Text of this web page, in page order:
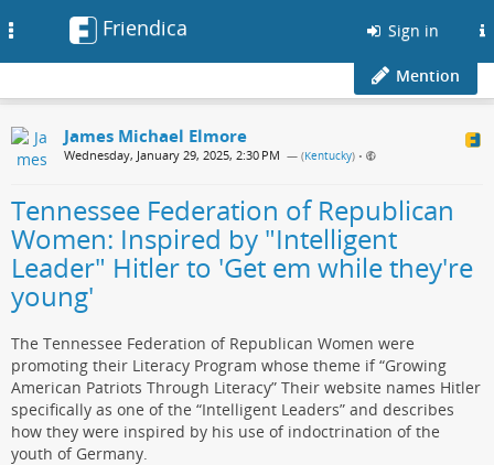
Friendica Sign in
Mention
James Michael Elmore
Wednesday, January 29, 2025, 2:30 PM — (Kentucky) •
Tennessee Federation of Republican
Women: Inspired by "Intelligent
Leader" Hitler to 'Get em while they're
young'
The Tennessee Federation of Republican Women were
promoting their Literacy Program whose theme if “Growing
American Patriots Through Literacy” Their website names Hitler
specifically as one of the “Intelligent Leaders” and describes
how they were inspired by his use of indoctrination of the
youth of Germany.